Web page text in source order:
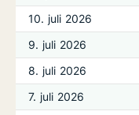
10. juli 2026
9. juli 2026
8. juli 2026
7. juli 2026